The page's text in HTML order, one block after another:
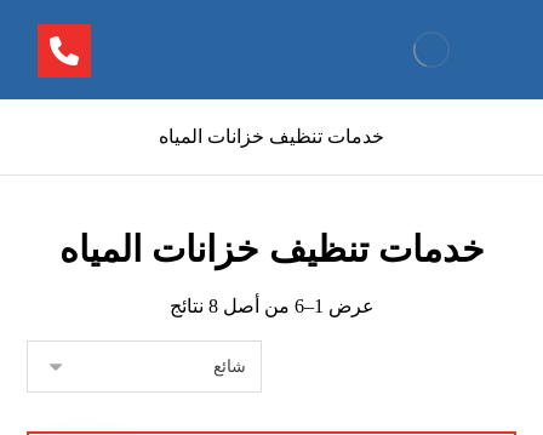
خدمات تنظيف خزانات المياه
خدمات تنظيف خزانات المياه
عرض 1–6 من أصل 8 نتائج